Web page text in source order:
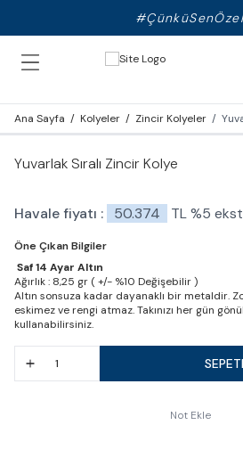
Ana Sayfa / Kolyeler / Zincir Kolyeler /
Yuvarlak Sıralı Zincir Kolye
Havale fiyatı : 50.374 TL%5
Öne Çıkan Bilgiler
Saf 14 Ayar Altın
Ağırlık : 8,25 gr ( +/- %10 Değişebilir )
Altın sonsuza kadar dayanaklı bir metaldir.
eskimez ve rengi atmaz. Takınızı her gün
kullanabilirsiniz.
Not Ekle